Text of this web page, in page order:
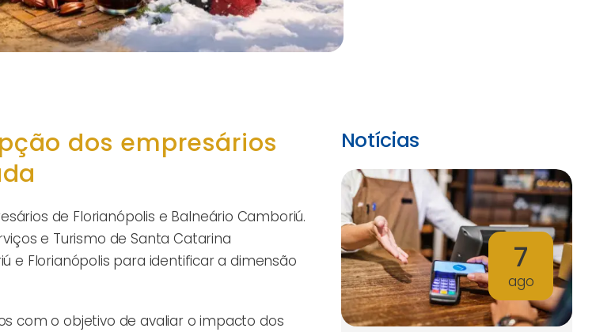
dos empresários
de Florianópolis e Balneário Camboriú.
e Turismo de Santa Catarina
e Florianópolis para identificar a dimensão
com o objetivo de avaliar o impacto dos
Notícias
7
ago